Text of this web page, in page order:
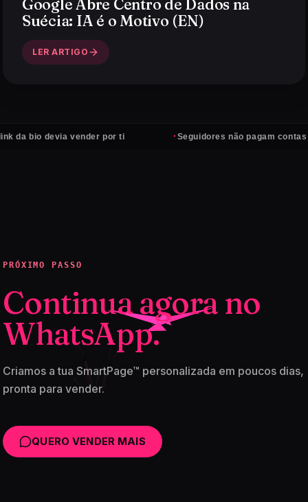
Google Abre Centro de Dados na
Suécia: IA é o Motivo (EN)
LER ARTIGO
devia vender por ti Seguidores não pagam contas —
PRÓXIMO PASSO
Continua agora no
WhatsApp.
Criamos a tua SmartPage™ personalizada em poucos dias,
pronta para vender.
QUERO VENDER MAIS